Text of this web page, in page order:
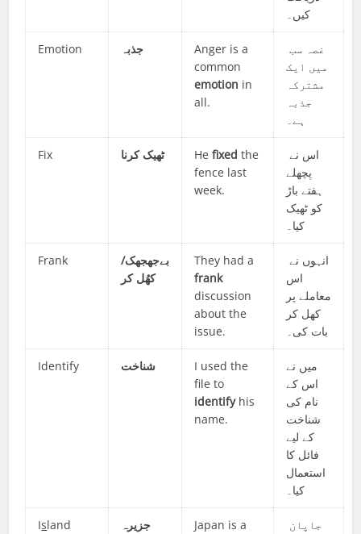
کیں۔
Emotion جذبہ
Anger is a
common
emotion in
all.
غصہ سب
میں ایک
مشترکہ
جذبہ
ہے۔
Fix ٹھیک کرنا Hefixed the
fence last
week.
اس نے
پچھلے
ہفتے باڑ
کو ٹھیک
کیا۔
Frank
بےجھجھک/
کھُل کر
They had a
frank
discussion
about the
issue.
انہوں نے
اس
معاملے پر
کھل کر
بات کی۔
Identify شناخت
I used the
file to
identifyhis
name.
میں نے
اس کے
نام کی
شناخت
کے لیے
فائل کا
استعمال
کیا۔
Island جزیرہ
Japan is a